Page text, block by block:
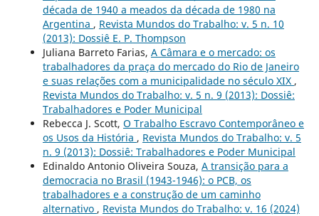
década de 1940 a meados da década de 1980 na
Argentina , Revista Mundos do Trabalho: v. 5 n. 10
(2013): Dossiê E. P. Thompson
Juliana Barreto Farias, A Câmara e o mercado: os
trabalhadores da praça do mercado do Rio de Janeiro
e suas relações com a municipalidade no século XIX ,
Revista Mundos do Trabalho: v. 5 n. 9 (2013): Dossiê:
Trabalhadores e Poder Municipal
Rebecca J. Scott, O Trabalho Escravo Contemporâneo e
os Usos da História , Revista Mundos do Trabalho: v. 5
n. 9 (2013): Dossiê: Trabalhadores e Poder Municipal
Edinaldo Antonio Oliveira Souza, A transição para a
democracia no Brasil (1943-1946): o PCB, os
trabalhadores e a construção de um caminho
alternativo , Revista Mundos do Trabalho: v. 16 (2024)